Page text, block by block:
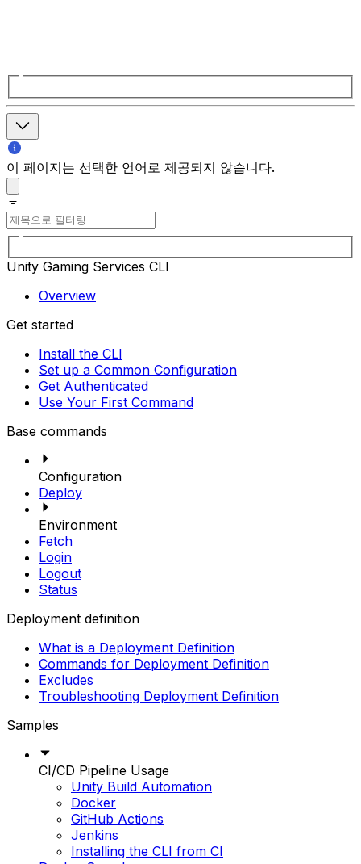
이 페이지는 선택한 언어로 제공되지 않습니다.
Unity Gaming Services CLI
Overview
Get started
Install the CLI
Set up a Common Configuration
Get Authenticated
Use Your First Command
Base commands
Configuration
Deploy
Environment
Fetch
Login
Logout
Status
Deployment definition
What is a Deployment Definition
Commands for Deployment Definition
Excludes
Troubleshooting Deployment Definition
Samples
CI/CD Pipeline Usage
Unity Build Automation
Docker
GitHub Actions
Jenkins
Installing the CLI from CI